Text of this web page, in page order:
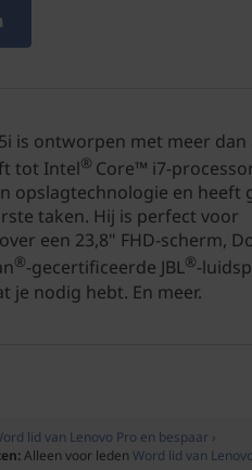
is ontworpen met meer dan
tot Intel® Core™ i7-
opslagtechnologie en heeft
taken. Hij is perfect voor
een 23,8" FHD-scherm,
®-gecertificeerde JBL®-
je nodig hebt. En meer.
lid van Lenovo Pro en bespaar ›
Alleen voor leden Word lid van